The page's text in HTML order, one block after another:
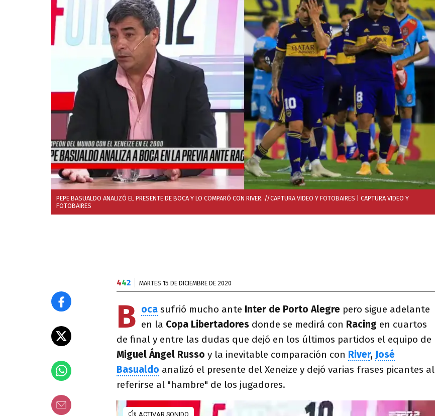
PEPE BASUALDO ANALIZÓ EL PRESENTE DE BOCA Y LO COMPARÓ CON RIVER. //CAPTURA VIDEO Y FOTOBAIRES | CAPTURA VIDEO Y
FOTOBAIRES
442 MARTES 15 DE DICIEMBRE DE 2020
B oca sufrió mucho ante Inter de Porto Alegre pero sigue adelante
en la Copa Libertadores donde se medirá con Racing en cuartos
de final y entre las dudas que dejó en los últimos partidos el equipo de
Miguel Ángel Russo y la inevitable comparación con River, José
Basualdo analizó el presente del Xeneize y dejó varias frases picantes al
referirse al "hambre" de los jugadores.